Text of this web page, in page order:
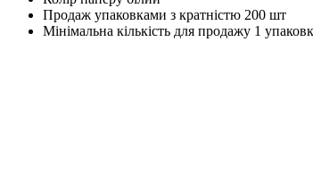
Продаж упаковками з кратністю 200 шт
Мінімальна кількість для продажу 1